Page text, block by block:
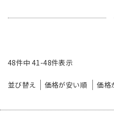
並び替え 価格が安い順 価格
48件中 41-48件表示